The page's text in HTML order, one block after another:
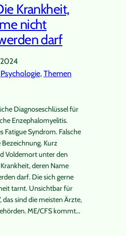
Krankheit,
nicht
darf
Psychologie, Themen
Diagnoseschlüssel für
Enzephalomyelitis.
Fatigue Syndrom. Falsche
Kurz
Voldemort unter den
deren Name
darf. Die sich gerne
tarnt. Unsichtbar für
das sind die meisten Ärzte,
ME/CFS kommt…